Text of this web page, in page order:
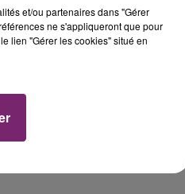
Sa
et/ou partenaires dans "Gérer
ne s'appliqueront que pour
lien "Gérer les cookies" situé en